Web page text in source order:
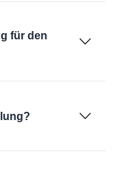
für den